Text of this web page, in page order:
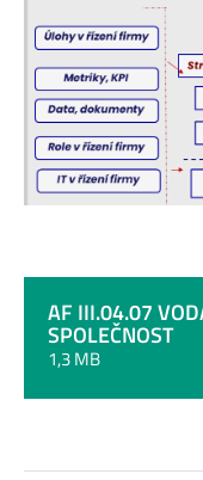
AF III.04.07
SPOLEČNOST
1,3 MB